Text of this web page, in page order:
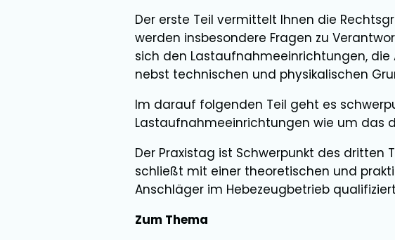
Der erste Teil vermittelt Ihnen die
werden insbesondere Fragen zu
sich den Lastaufnahmeeinrichtungen,
nebst technischen und physikalischen
Im darauf folgenden Teil geht es
Lastaufnahmeeinrichtungen wie um das
Der Praxistag ist Schwerpunkt des dritten
schließt mit einer theoretischen und
Anschläger im Hebezeugbetrieb
Zum Thema